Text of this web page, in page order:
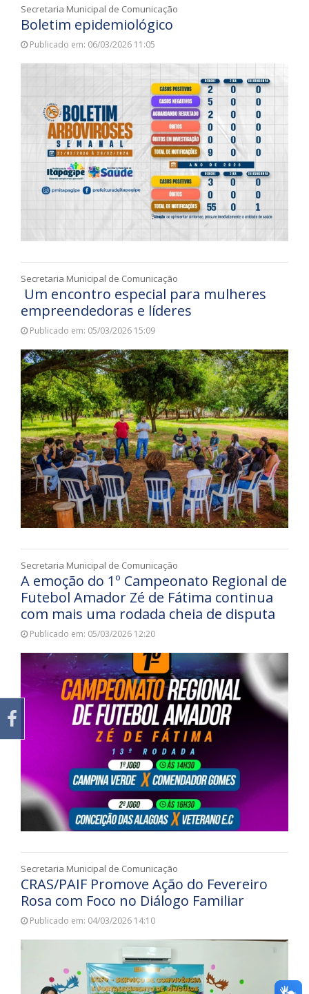
Secretaria Municipal de Comunicação
Boletim epidemiológico
Publicado em: 06/03/2026 11:05
Secretaria Municipal de Comunicação
Um encontro especial para mulheres
empreendedoras e líderes
Publicado em: 05/03/2026 15:09
Secretaria Municipal de Comunicação
A emoção do 1º Campeonato Regional de
Futebol Amador Zé de Fátima continua
com mais uma rodada cheia de disputa
Publicado em: 05/03/2026 12:20
Secretaria Municipal de Comunicação
CRAS/PAIF Promove Ação do Fevereiro
Rosa com Foco no Diálogo Familiar
Publicado em: 04/03/2026 14:10